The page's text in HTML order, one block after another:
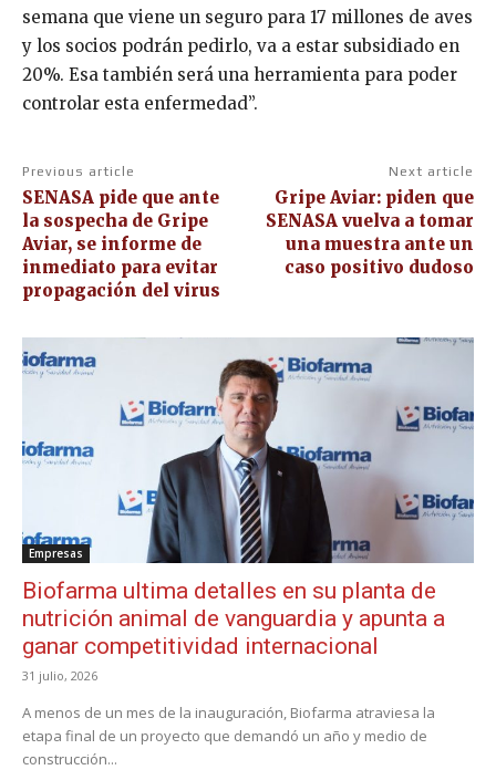
semana que viene un seguro para 17 millones de aves
y los socios podrán pedirlo, va a estar subsidiado en
20%. Esa también será una herramienta para poder
controlar esta enfermedad”.
Previous article
SENASA pide que ante
la sospecha de Gripe
Aviar, se informe de
inmediato para evitar
propagación del virus
Next article
Gripe Aviar: piden que
SENASA vuelva a tomar
una muestra ante un
caso positivo dudoso
Empresas
Biofarma ultima detalles en su planta de
nutrición animal de vanguardia y apunta a
ganar competitividad internacional
31 julio, 2026
A menos de un mes de la inauguración, Biofarma atraviesa la
etapa final de un proyecto que demandó un año y medio de
construcción...